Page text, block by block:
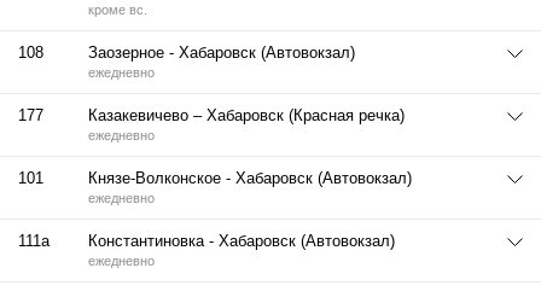
кроме вс.
108 Заозерное - Хабаровск (Автовокзал)
ежедневно
177 Казакевичево – Хабаровск (Красная речка)
ежедневно
101 Князе-Волконское - Хабаровск (Автовокзал)
ежедневно
111а Константиновка - Хабаровск (Автовокзал)
ежедневно